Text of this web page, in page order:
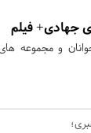
جهادی+ فیلم
و مجموعه